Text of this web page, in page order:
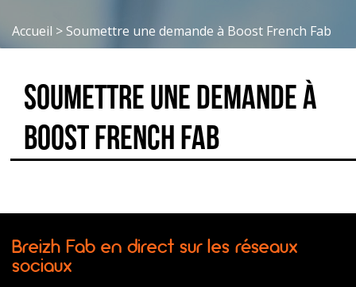
Accueil > Soumettre une demande à Boost French Fab
Soumettre une demande à
Boost French Fab
Breizh Fab en direct sur les réseaux
sociaux